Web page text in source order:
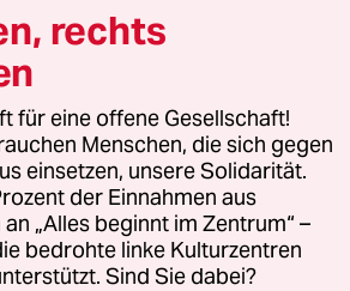
rechts
für eine offene Gesellschaft!
Menschen, die sich gegen
einsetzen, unsere Solidarität.
der Einnahmen aus
„Alles beginnt im Zentrum“ –
bedrohte linke Kulturzentren
Sind Sie dabei?